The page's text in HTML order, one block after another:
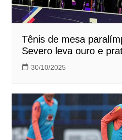
Tênis de mesa
Severo leva ouro e
30/10/2025